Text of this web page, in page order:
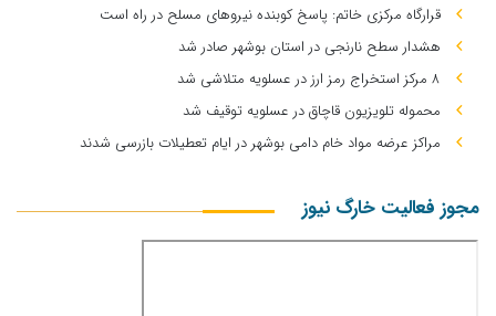
قرارگاه مرکزی خاتم: پاسخ کوبنده نیروهای مسلح در راه است
هشدار سطح نارنجی در استان بوشهر صادر شد
۸ مرکز استخراج رمز ارز در عسلویه متلاشی شد
محموله تلویزیون قاچاق در عسلویه توقیف شد
مراکز عرضه مواد خام دامی بوشهر در ایام تعطیلات بازرسی شدند
مجوز فعالیت خارگ نیوز